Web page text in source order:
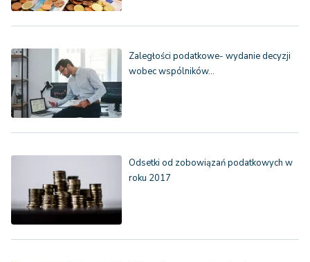
Zaległości podatkowe- wydanie decyzji
wobec wspólników…
Odsetki od zobowiązań podatkowych w
roku 2017